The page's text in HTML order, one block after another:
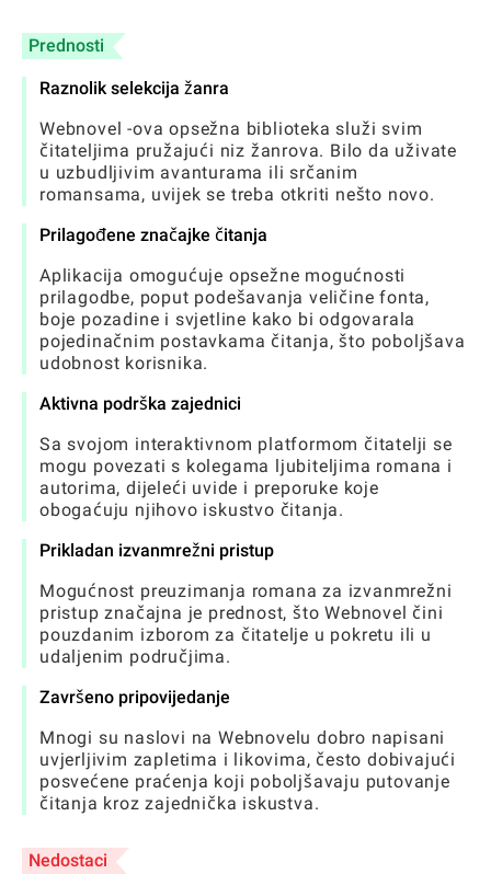
Prednosti
Raznolik selekcija žanra
Webnovel -ova opsežna biblioteka služi svim
čitateljima pružajući niz žanrova. Bilo da uživate
u uzbudljivim avanturama ili srčanim
romansama, uvijek se treba otkriti nešto novo.
Prilagođene značajke čitanja
Aplikacija omogućuje opsežne mogućnosti
prilagodbe, poput podešavanja veličine fonta,
boje pozadine i svjetline kako bi odgovarala
pojedinačnim postavkama čitanja, što poboljšava
udobnost korisnika.
Aktivna podrška zajednici
Sa svojom interaktivnom platformom čitatelji se
mogu povezati s kolegama ljubiteljima romana i
autorima, dijeleći uvide i preporuke koje
obogaćuju njihovo iskustvo čitanja.
Prikladan izvanmrežni pristup
Mogućnost preuzimanja romana za izvanmrežni
pristup značajna je prednost, što Webnovel čini
pouzdanim izborom za čitatelje u pokretu ili u
udaljenim područjima.
Završeno pripovijedanje
Mnogi su naslovi na Webnovelu dobro napisani
uvjerljivim zapletima i likovima, često dobivajući
posvećene praćenja koji poboljšavaju putovanje
čitanja kroz zajednička iskustva.
Nedostaci